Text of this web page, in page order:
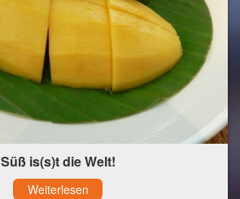
Süß is(s)t die Welt!
Weiterlesen